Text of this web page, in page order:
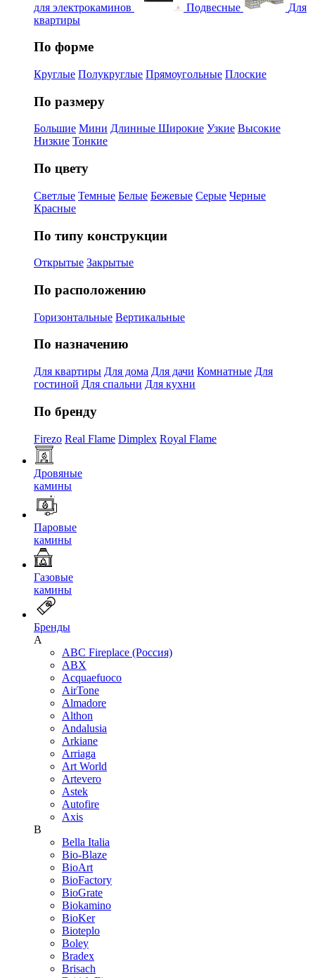
для электрокаминов Подвесные
Для
квартиры
По форме
Круглые Полукруглые Прямоугольные Плоские
По размеру
Большие Мини Длинные Широкие Узкие Высокие
Низкие Тонкие
По цвету
Светлые Темные Белые Бежевые Серые Черные
Красные
По типу конструкции
Открытые Закрытые
По расположению
Горизонтальные Вертикальные
По назначению
Для квартиры Для дома Для дачи Комнатные Для
гостиной Для спальни Для кухни
По бренду
Firezo Real Flame Dimplex Royal Flame
Дровяные
камины
Паровые
камины
Газовые
камины
Бренды
A
ABC Fireplace (Россия)
ABX
Acquaefuoco
AirTone
Almadore
Althon
Andalusia
Arkiane
Arriaga
Art World
Artevero
Astek
Autofire
Axis
B
Bella Italia
Bio-Blaze
BioArt
BioFactory
BioGrate
Biokamino
BioKer
Bioteplo
Boley
Bradex
Brisach